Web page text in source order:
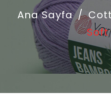
Ana Sayfa /
Soft